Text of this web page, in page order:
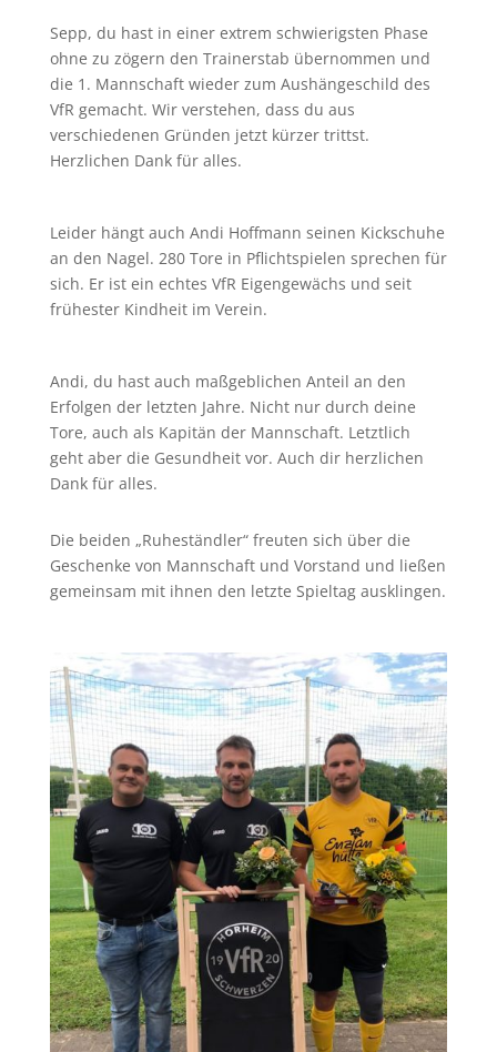
Sepp, du hast in einer extrem schwierigsten Phase
ohne zu zögern den Trainerstab übernommen und
die 1. Mannschaft wieder zum Aushängeschild des
VfR gemacht. Wir verstehen, dass du aus
verschiedenen Gründen jetzt kürzer trittst.
Herzlichen Dank für alles.
Leider hängt auch Andi Hoffmann seinen Kickschuhe
an den Nagel. 280 Tore in Pflichtspielen sprechen für
sich. Er ist ein echtes VfR Eigengewächs und seit
frühester Kindheit im Verein.
Andi, du hast auch maßgeblichen Anteil an den
Erfolgen der letzten Jahre. Nicht nur durch deine
Tore, auch als Kapitän der Mannschaft. Letztlich
geht aber die Gesundheit vor. Auch dir herzlichen
Dank für alles.
Die beiden „Ruheständler“ freuten sich über die
Geschenke von Mannschaft und Vorstand und ließen
gemeinsam mit ihnen den letzte Spieltag ausklingen.